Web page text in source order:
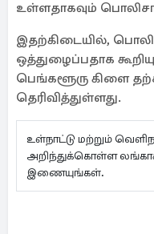
உள்ளதாகவும்
இதற்கிடையில்,
ஒத்துழைப்பதாக
பெங்களூரு கிளை
தெரிவித்துள்ளது.
உள்நாட்டு மற்றும்
அறிந்துக்கொள்ள
இணையுங்கள்.